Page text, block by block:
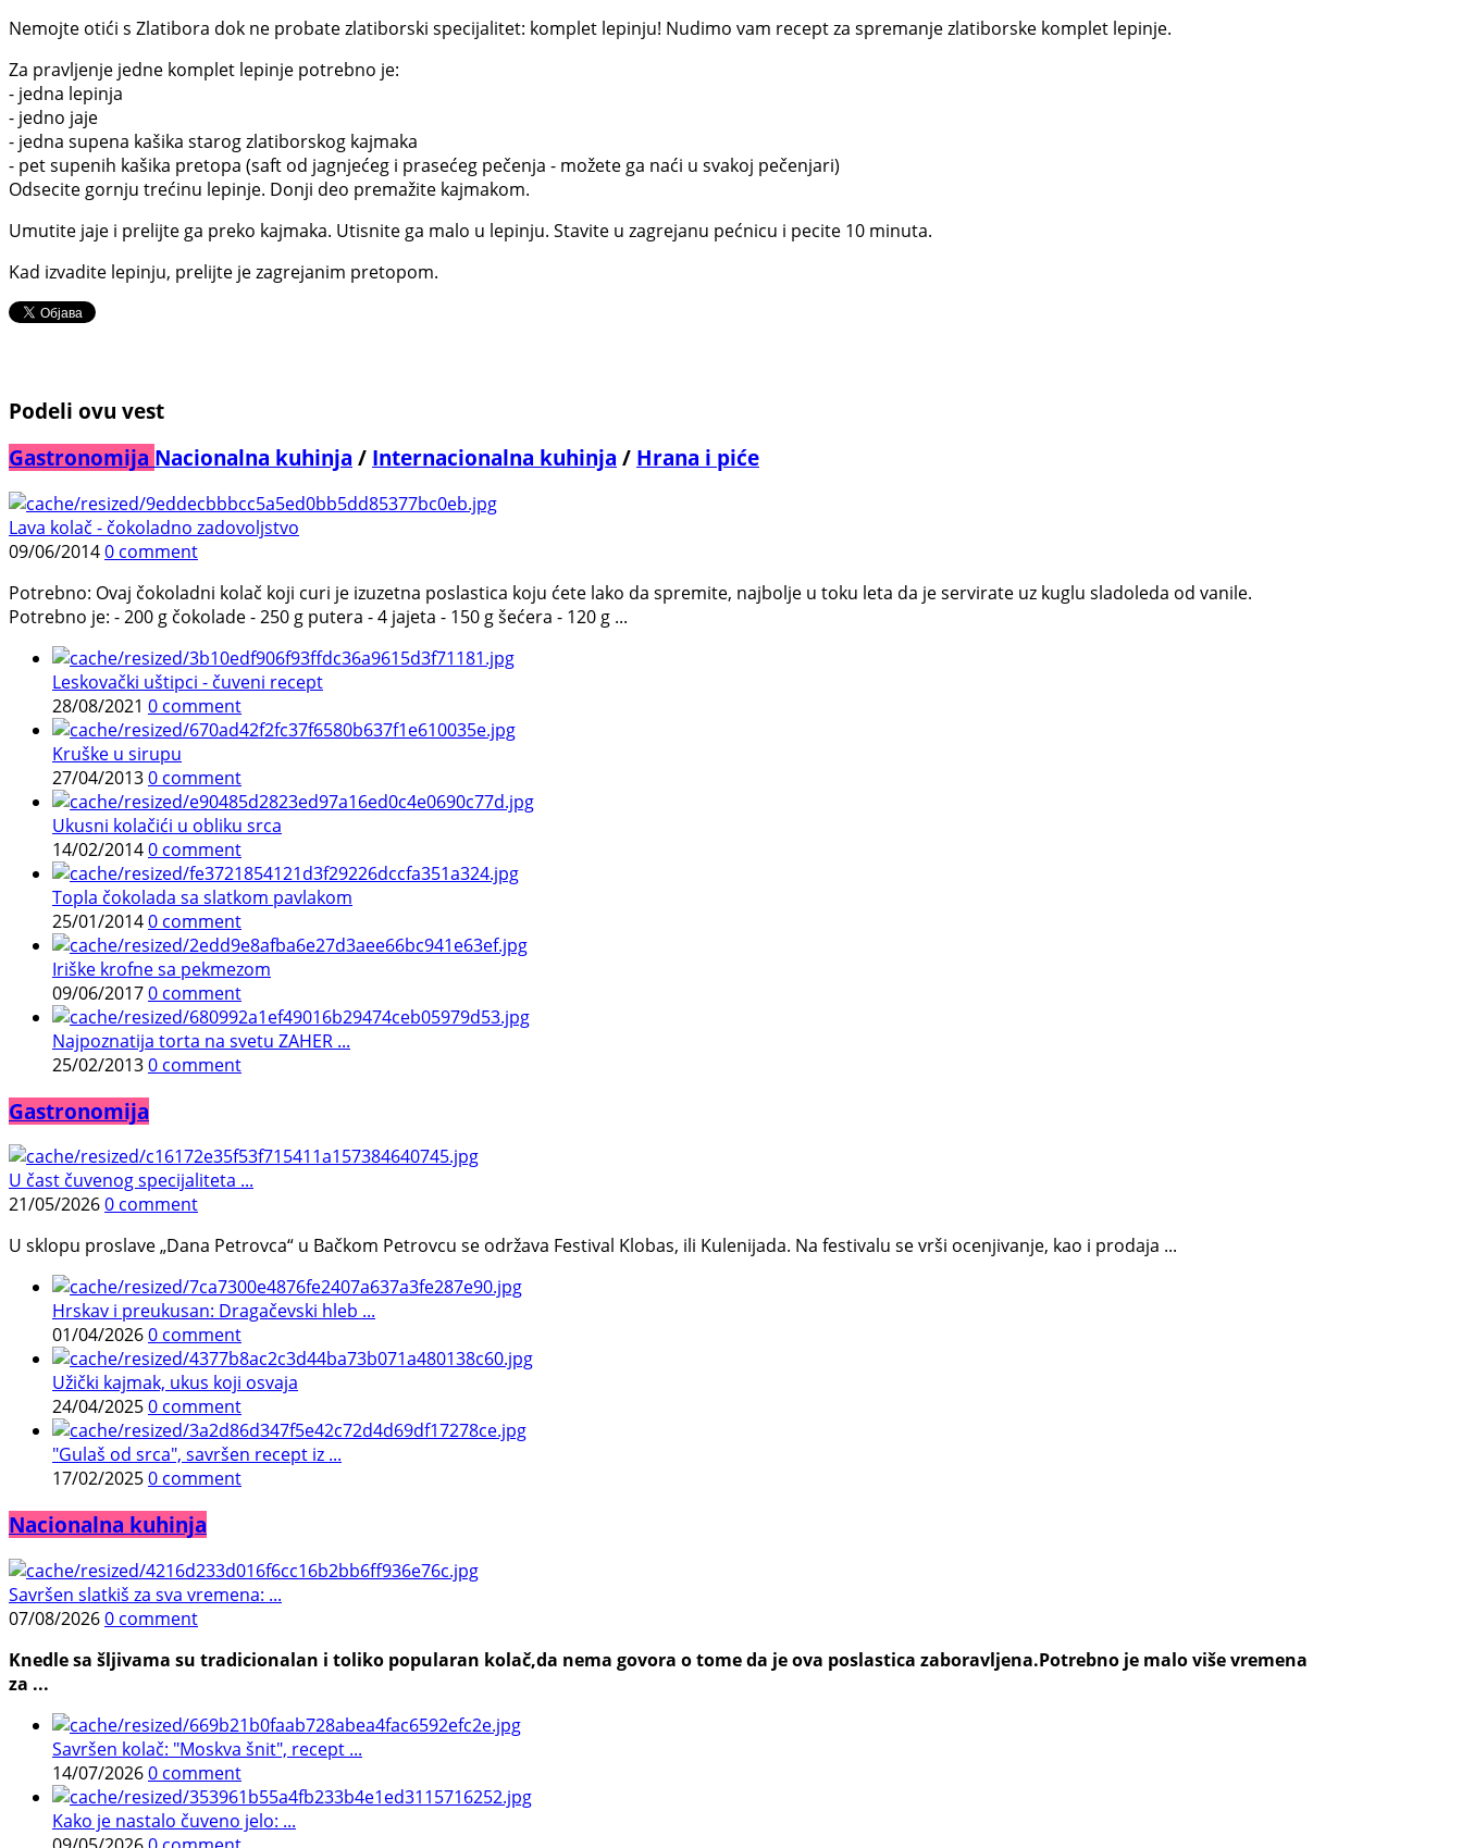
Nemojte otići s Zlatibora dok ne probate zlatiborski specijalitet: komplet lepinju! Nudimo vam recept za spremanje zlatiborske komplet lepinje.
Za pravljenje jedne komplet lepinje potrebno je:
- jedna lepinja
- jedno jaje
- jedna supena kašika starog zlatiborskog kajmaka
- pet supenih kašika pretopa (saft od jagnjećeg i prasećeg pečenja - možete ga naći u svakoj pečenjari)
Odsecite gornju trećinu lepinje. Donji deo premažite kajmakom.
Umutite jaje i prelijte ga preko kajmaka. Utisnite ga malo u lepinju. Stavite u zagrejanu pećnicu i pecite 10 minuta.
Kad izvadite lepinju, prelijte je zagrejanim pretopom.
Podeli ovu vest
Gastronomija Nacionalna kuhinja / Internacionalna kuhinja / Hrana i piće
Lava kolač - čokoladno zadovoljstvo
09/06/20140 comment
Potrebno: Ovaj čokoladni kolač koji curi je izuzetna poslastica koju ćete lako da spremite, najbolje u toku leta da je servirate uz kuglu sladoleda od vanile.
Potrebno je: - 200 g čokolade - 250 g putera - 4 jajeta - 150 g šećera - 120 g ...
Leskovački uštipci - čuveni recept
28/08/2021 0 comment
Kruške u sirupu
27/04/20130 comment
Ukusni kolačići u obliku srca
14/02/20140 comment
Topla čokolada sa slatkom pavlakom
25/01/20140 comment
Iriške krofne sa pekmezom
09/06/20170 comment
Najpoznatija torta na svetu ZAHER ...
25/02/20130 comment
Gastronomija
U čast čuvenog specijaliteta ...
21/05/20260 comment
U sklopu proslave „Dana Petrovca“ u Bačkom Petrovcu se održava Festival Klobas, ili Kulenijada. Na festivalu se vrši ocenjivanje, kao i prodaja ...
Hrskav i preukusan: Dragačevski hleb ...
01/04/20260 comment
Užički kajmak, ukus koji osvaja
24/04/20250 comment
"Gulaš od srca", savršen recept iz ...
17/02/20250 comment
Nacionalna kuhinja
Savršen slatkiš za sva vremena: ...
07/08/20260 comment
Knedle sa šljivama su tradicionalan i toliko popularan kolač,da nema govora o tome da je ova poslastica zaboravljena.Potrebno je malo više vremena
za ...
Savršen kolač: "Moskva šnit", recept ...
14/07/20260 comment
Kako je nastalo čuveno jelo: ...